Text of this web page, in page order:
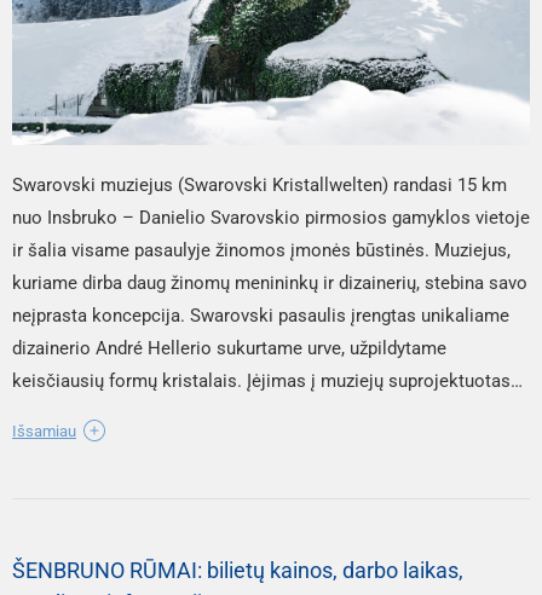
Swarovski muziejus (Swarovski Kristallwelten) randasi 15 km
nuo Insbruko – Danielio Svarovskio pirmosios gamyklos vietoje
ir šalia visame pasaulyje žinomos įmonės būstinės. Muziejus,
kuriame dirba daug žinomų menininkų ir dizainerių, stebina savo
neįprasta koncepcija. Swarovski pasaulis įrengtas unikaliame
dizainerio André Hellerio sukurtame urve, užpildytame
keisčiausių formų kristalais. Įėjimas į muziejų suprojektuotas
kristalų ir burna, iš kurios trykšta vandens krioklys. Į muziejaus
salės kolekcininkams, krištolo parduotuvės ir restorano.
Išsamiau
ŠENBRUNO RŪMAI: bilietų kainos, darbo laikas,